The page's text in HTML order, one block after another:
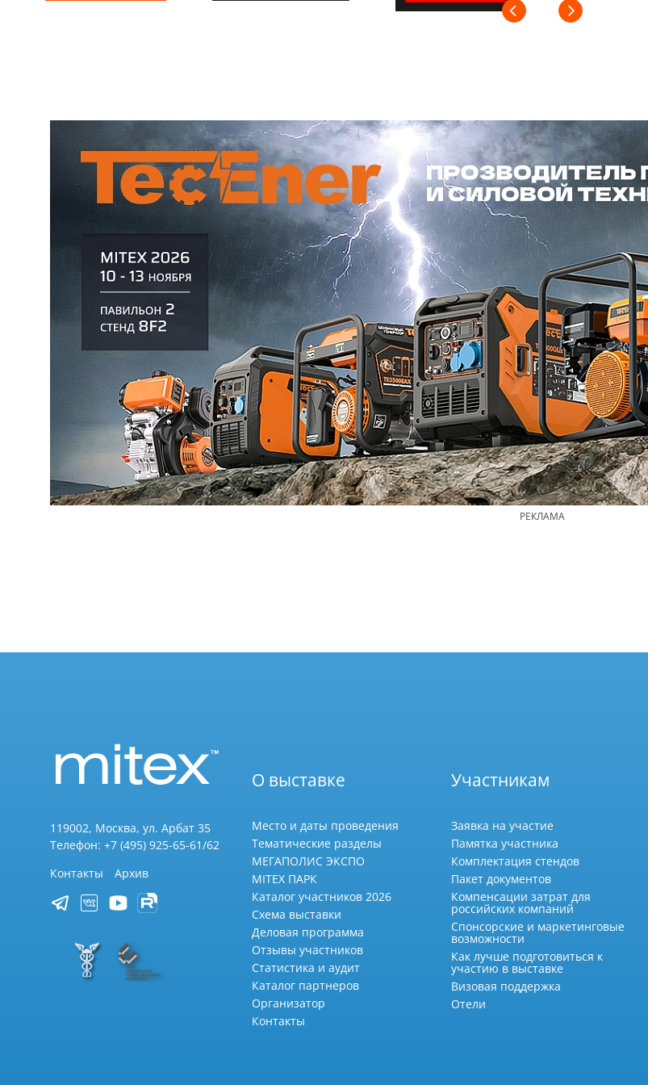
РЕКЛАМА
119002, Москва, ул. Арбат 35
Телефон: +7 (495) 925-65-61/62
Контакты
Архив
О выставке
Место и даты проведения
Тематические разделы
МЕГАПОЛИС ЭКСПО
MITEX ПАРК
Каталог участников 2026
Схема выставки
Деловая программа
Отзывы участников
Статистика и аудит
Каталог партнеров
Организатор
Контакты
Участникам
Заявка на участие
Памятка участника
Комплектация стендов
Пакет документов
Компенсации затрат для
российских компаний
Спонсорские и маркетинговые
возможности
Как лучше подготовиться к
участию в выставке
Визовая поддержка
Отели